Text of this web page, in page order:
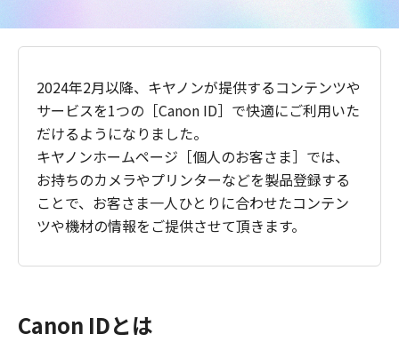
2024年2月以降、キヤノンが提供するコンテンツや
サービスを1つの［Canon ID］で快適にご利用いた
だけるようになりました。
キヤノンホームページ［個人のお客さま］では、
お持ちのカメラやプリンターなどを製品登録する
ことで、お客さま一人ひとりに合わせたコンテン
ツや機材の情報をご提供させて頂きます。
Canon IDとは